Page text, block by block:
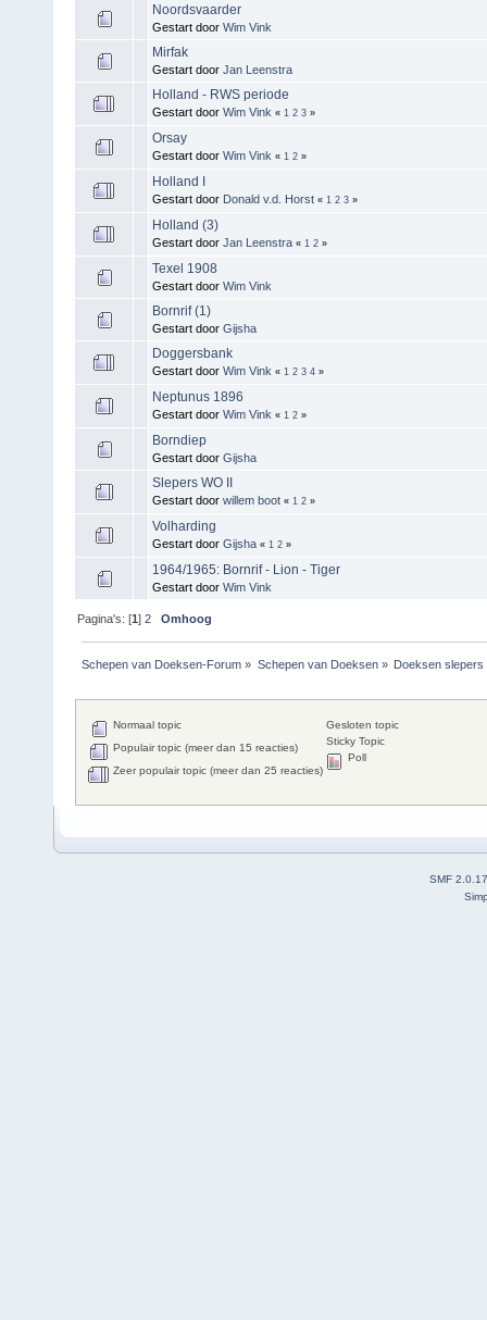
Noordsvaarder
Gestart door Wim Vink
Mirfak
Gestart door Jan Leenstra
Holland - RWS periode
Gestart door Wim Vink « 1 2 3 »
Orsay
Gestart door Wim Vink « 1 2 »
Holland I
Gestart door Donald v.d. Horst « 1 2 3 »
Holland (3)
Gestart door Jan Leenstra « 1 2 »
Texel 1908
Gestart door Wim Vink
Bornrif (1)
Gestart door Gijsha
Doggersbank
Gestart door Wim Vink « 1 2 3 4 »
Neptunus 1896
Gestart door Wim Vink « 1 2 »
Borndiep
Gestart door Gijsha
Slepers WO II
Gestart door willem boot « 1 2 »
Volharding
Gestart door Gijsha « 1 2 »
1964/1965: Bornrif - Lion - Tiger
Gestart door Wim Vink
Pagina's: [1]2 Omhoog
Schepen van Doeksen-Forum » Schepen van Doeksen» Doeksen slepers
Normaal topic
Populair topic (meer dan 15 reacties)
Zeer populair topic (meer dan 25 reacties)
Gesloten topic
Sticky Topic
Poll
SMF 2.0.17